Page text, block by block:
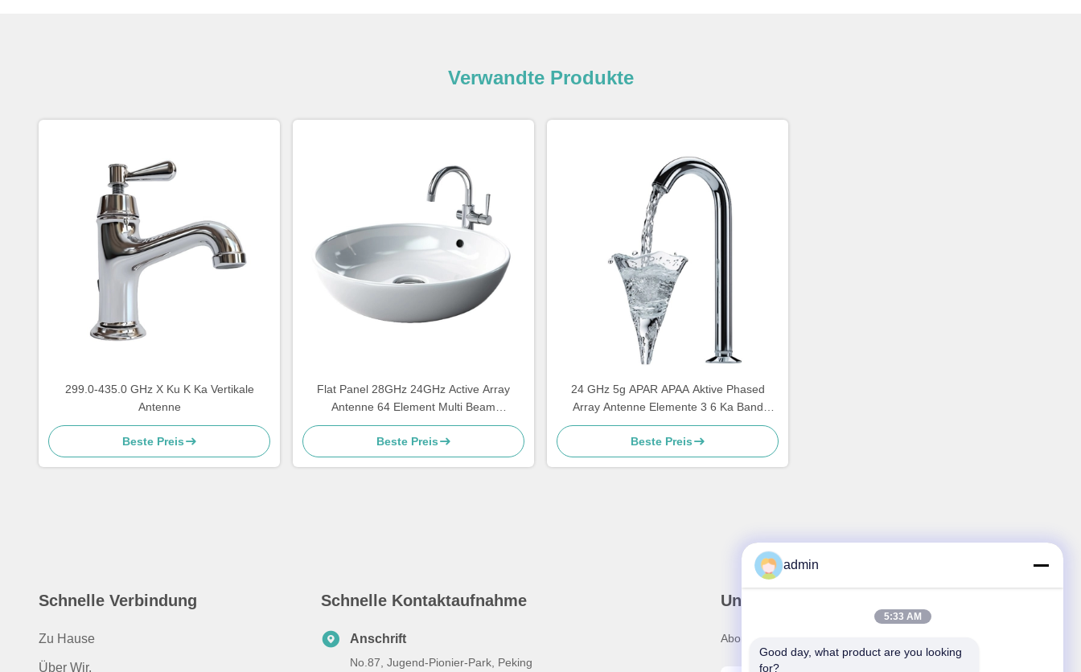
Verwandte Produkte
299.0-435.0 GHz X Ku K Ka Vertikale
Antenne
Beste Preis
Flat Panel 28GHz 24GHz Active Array
Antenne 64 Element Multi Beam
Erdbedeckung Beamformer Bodenstation
Beste Preis
24 GHz 5g APAR APAA Aktive Phased
Array Antenne Elemente 3 6 Ka Band
Weitwinkel-Scannen
Beste Preis
Schnelle Verbindung
Zu Hause
Über Wir.
Schnelle Kontaktaufnahme
Anschrift
No.87, Jugend-Pionier-Park, Peking
Unser Newsletter
Abonnieren Sie unseren Newsletter für Rabatte und mehr.
admin
5:33 AM
Good day, what product are you looking
for?